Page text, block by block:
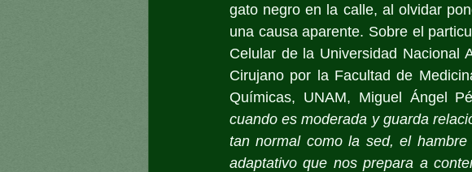
gato negro en la calle, al olvidar
una causa aparente. Sobre el
Celular de la Universidad Nacional
Cirujano por la Facultad de
Químicas, UNAM, Miguel Ángel
cuando es moderada y guarda
tan normal como la sed, el
adaptativo que nos prepara a